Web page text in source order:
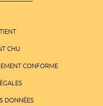
CHU
CONFORME
DONNÉES